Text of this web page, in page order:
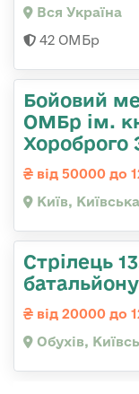
Вся Україна
42 ОМБр
Бойовий
ОМБр ім.
Хороброго
від 50000 до
Київ,
Стрілець
батальйону
від 20000 до
Обухів,